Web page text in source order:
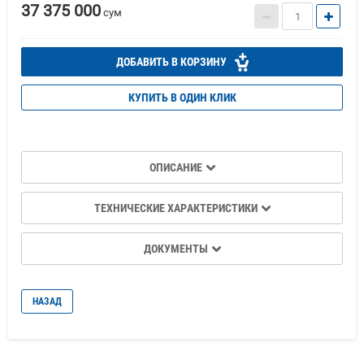
37 375 000 сум
ДОБАВИТЬ В КОРЗИНУ
КУПИТЬ В ОДИН КЛИК
ОПИСАНИЕ
ТЕХНИЧЕСКИЕ ХАРАКТЕРИСТИКИ
ДОКУМЕНТЫ
НАЗАД